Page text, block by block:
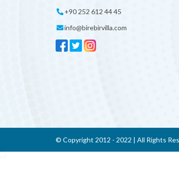
+90 252 612 44 45
info@birebirvilla.com
© Copyright 2012 - 2022 | All Rights